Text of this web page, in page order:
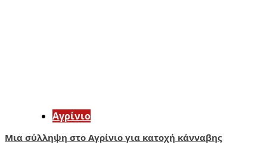
Aγρίνιο
Μια σύλληψη στο Αγρίνιο για κατοχή κάνναβης